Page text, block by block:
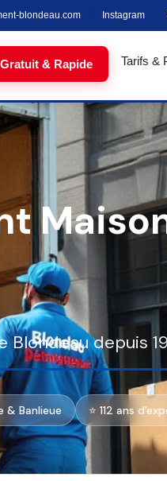
blondeau.com Instagram
& Rapide Tarifs &
depuis
& Banlieue ⭐ 112 ans